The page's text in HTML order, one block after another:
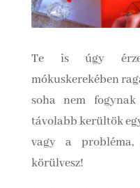
Te is úgy
mókuskerekében
soha nem
távolabb kerültök
vagy a
körülvesz!